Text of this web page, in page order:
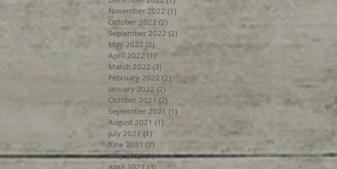
November 2022 (1) 1 post
October 2022 (2)
September 2022 (2)
May 2022 (2) 2 posts
April 2022 (1)1 post
March 2022 (3)
February 2022 (2)
January 2022 (2)
October 2021 (2)
September 2021 (1)
August 2021 (1)
July 2021 (1)
June 2021 (2)
May 2021 (1)1 post
April 2021 (3)